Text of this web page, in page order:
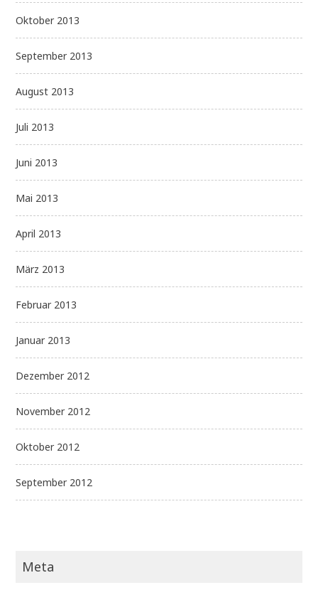
Oktober 2013
September 2013
August 2013
Juli 2013
Juni 2013
Mai 2013
April 2013
März 2013
Februar 2013
Januar 2013
Dezember 2012
November 2012
Oktober 2012
September 2012
Meta